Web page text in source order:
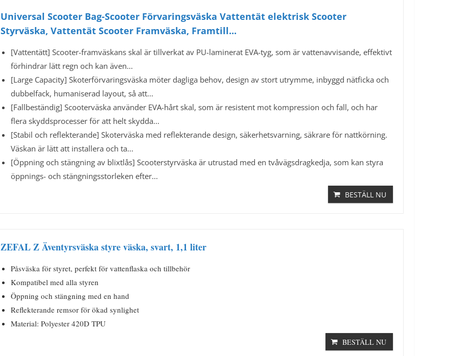
Universal Scooter Bag-Scooter Förvaringsväska Vattentät elektrisk Scooter
Styrväska, Vattentät Scooter Framväska, Framtill...
[Vattentätt] Scooter-framväskans skal är tillverkat av PU-laminerat EVA-tyg, som är vattenavvisande, effektivt
förhindrar lätt regn och kan även...
[Large Capacity] Skoterförvaringsväska möter dagliga behov, design av stort utrymme, inbyggd nätficka och
dubbelfack, humaniserad layout, så att...
[Fallbeständig] Scooterväska använder EVA-hårt skal, som är resistent mot kompression och fall, och har
flera skyddsprocesser för att helt skydda...
[Stabil och reflekterande] Skoterväska med reflekterande design, säkerhetsvarning, säkrare för nattkörning.
Väskan är lätt att installera och ta...
[Öppning och stängning av blixtlås] Scooterstyrväska är utrustad med en tvåvägsdragkedja, som kan styra
öppnings- och stängningsstorleken efter...
BESTÄLL NU
ZEFAL Z Äventyrsväska styre väska, svart, 1,1 liter
Påsväska för styret, perfekt för vattenflaska och tillbehör
Kompatibel med alla styren
Öppning och stängning med en hand
Reflekterande remsor för ökad synlighet
Material: Polyester 420D TPU
BESTÄLL NU